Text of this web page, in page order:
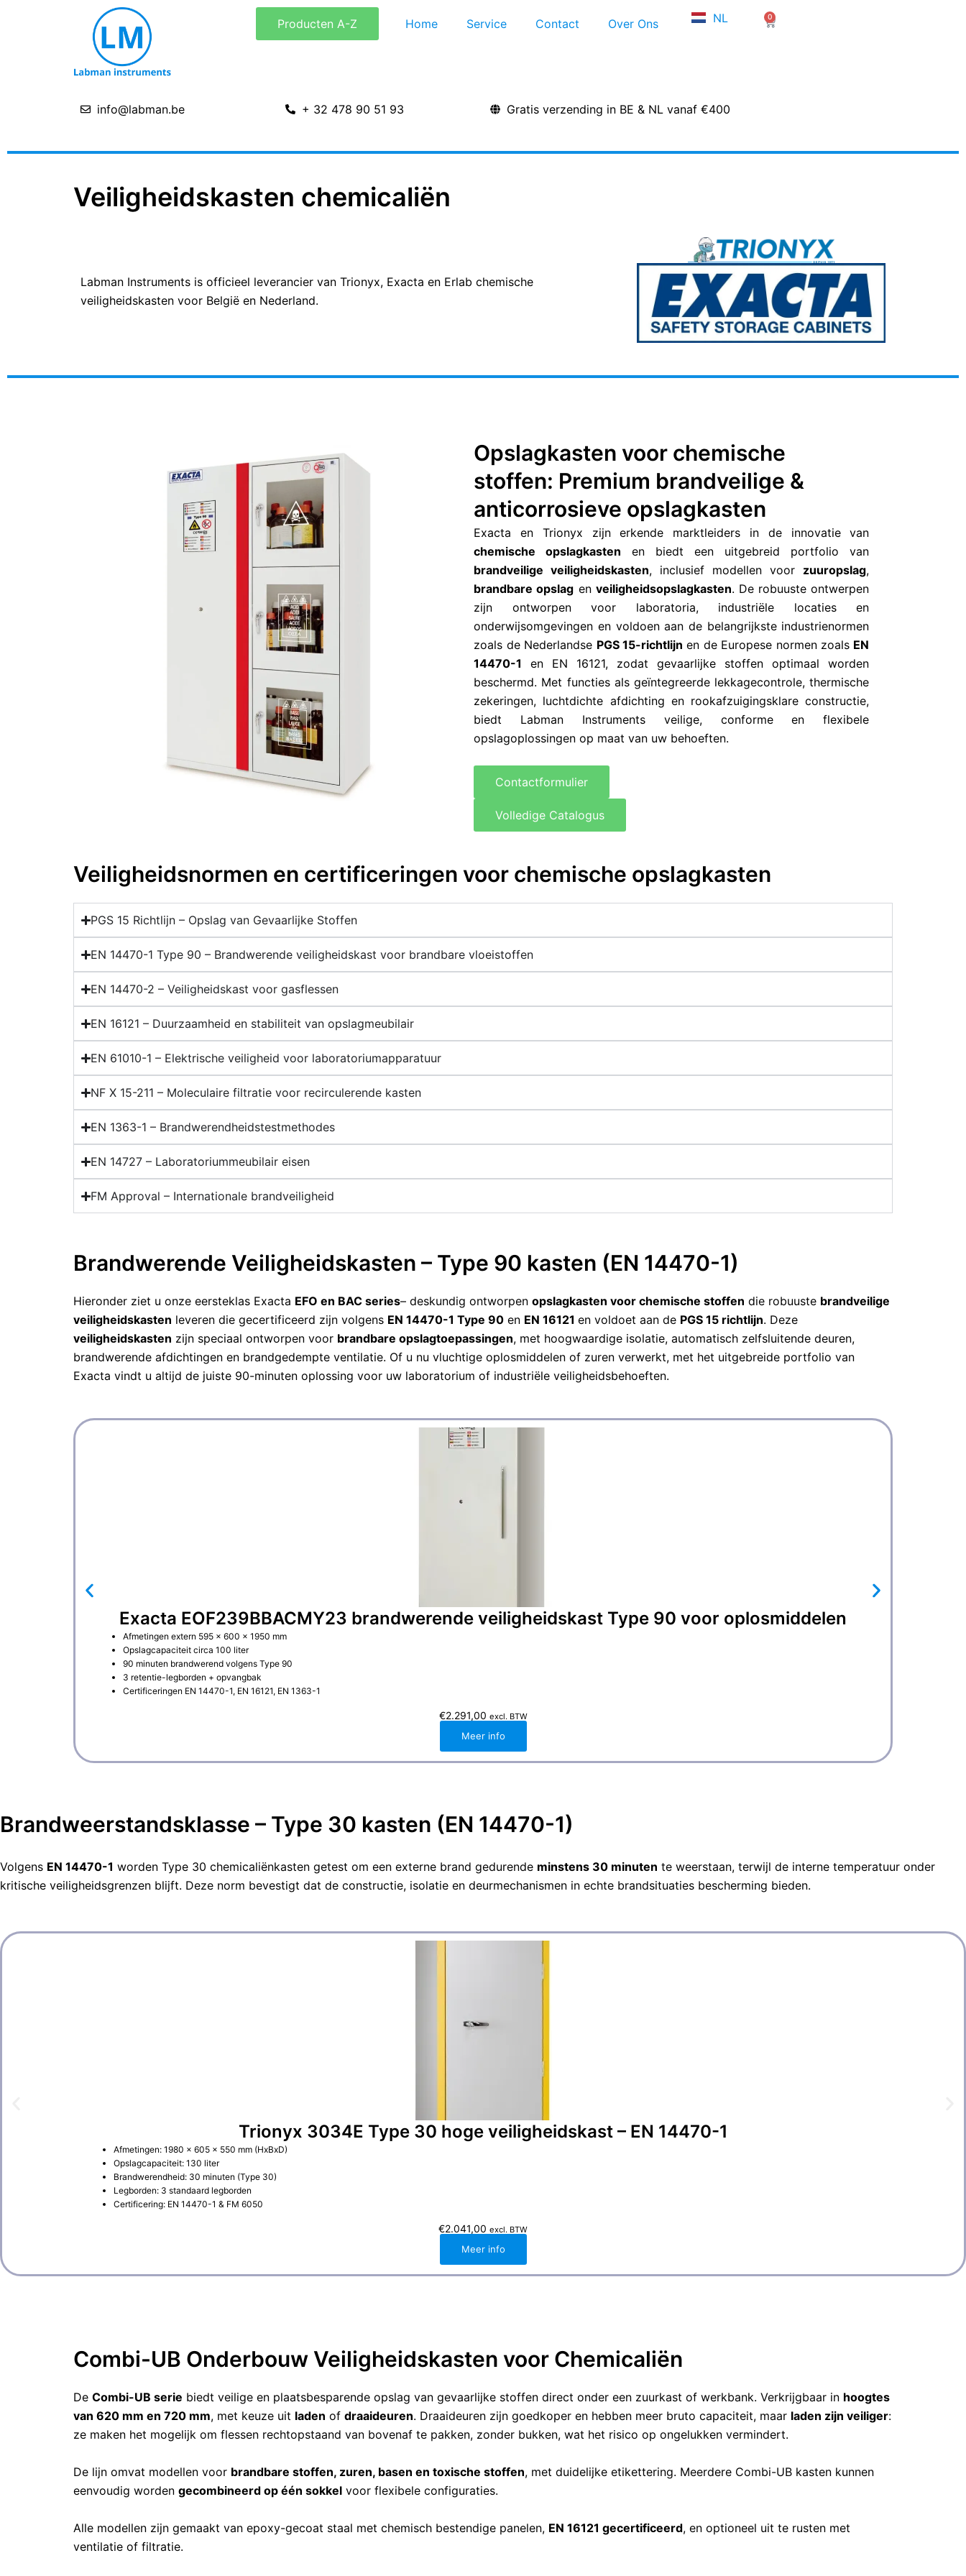
Producten A-Z Home Service Contact Over Ons NL
EN
0
Winkelwagen
info@labman.be + 32 478 90 51 93 Gratis verzending in BE & NL vanaf €400
Veiligheidskasten chemicaliën
Labman Instruments is officieel leverancier van Trionyx, Exacta en Erlab chemische
veiligheidskasten voor België en Nederland.
Opslagkasten voor chemische
stoffen: Premium brandveilige &
anticorrosieve opslagkasten
Exacta en Trionyx zijn erkende marktleiders in de innovatie van
chemische opslagkasten en biedt een uitgebreid portfolio van
brandveilige veiligheidskasten, inclusief modellen voor zuuropslag,
brandbare opslag en veiligheidsopslagkasten. De robuuste ontwerpen
zijn ontworpen voor laboratoria, industriële locaties en
onderwijsomgevingen en voldoen aan de belangrijkste industrienormen
zoals de Nederlandse PGS 15-richtlijn en de Europese normen zoals EN
14470-1
en EN 16121, zodat gevaarlijke stoffen optimaal worden
beschermd. Met functies als geïntegreerde lekkagecontrole, thermische
zekeringen, luchtdichte afdichting en rookafzuigingsklare constructie,
biedt Labman Instruments veilige, conforme en flexibele
opslagoplossingen op maat van uw behoeften.
Contactformulier
Volledige Catalogus
Veiligheidsnormen en certificeringen voor chemische opslagkasten
PGS 15 Richtlijn – Opslag van Gevaarlijke Stoffen
EN 14470-1 Type 90 – Brandwerende veiligheidskast voor brandbare vloeistoffen
EN 14470-2 – Veiligheidskast voor gasflessen
EN 16121 – Duurzaamheid en stabiliteit van opslagmeubilair
EN 61010-1 – Elektrische veiligheid voor laboratoriumapparatuur
NF X 15-211 – Moleculaire filtratie voor recirculerende kasten
EN 1363-1 – Brandwerendheidstestmethodes
EN 14727 – Laboratoriummeubilair eisen
FM Approval – Internationale brandveiligheid
Brandwerende Veiligheidskasten – Type 90 kasten (EN 14470-1)
Hieronder ziet u onze eersteklas Exacta EFO en BAC series– deskundig ontworpen opslagkasten voor chemische stoffen die robuuste brandveilige
veiligheidskasten leveren die gecertificeerd zijn volgens EN 14470-1 Type 90 en EN 16121 en voldoet aan de PGS 15 richtlijn. Deze
veiligheidskasten zijn speciaal ontworpen voor brandbare opslagtoepassingen, met hoogwaardige isolatie, automatisch zelfsluitende deuren,
brandwerende afdichtingen en brandgedempte ventilatie. Of u nu vluchtige oplosmiddelen of zuren verwerkt, met het uitgebreide portfolio van
Exacta vindt u altijd de juiste 90-minuten oplossing voor uw laboratorium of industriële veiligheidsbehoeften.
Exacta EOF239BBACMY23 brandwerende veiligheidskast Type 90 voor oplosmiddelen
Afmetingen extern 595 × 600 × 1950 mm
Opslagcapaciteit circa 100 liter
90 minuten brandwerend volgens Type 90
3 retentie-legborden + opvangbak
Certificeringen EN 14470-1, EN 16121, EN 1363-1
€2.291,00 excl. BTW
Meer info
Brandweerstandsklasse – Type 30 kasten (EN 14470-1)
Volgens EN 14470-1 worden Type 30 chemicaliënkasten getest om een externe brand gedurende minstens 30 minuten te weerstaan, terwijl de interne temperatuur onder
kritische veiligheidsgrenzen blijft. Deze norm bevestigt dat de constructie, isolatie en deurmechanismen in echte brandsituaties bescherming bieden.
Trionyx 3034E Type 30 hoge veiligheidskast – EN 14470-1
Afmetingen: 1980 × 605 × 550 mm (HxBxD)
Opslagcapaciteit: 130 liter
Brandwerendheid: 30 minuten (Type 30)
Legborden: 3 standaard legborden
Certificering: EN 14470-1 & FM 6050
€2.041,00 excl. BTW
Meer info
Combi-UB Onderbouw Veiligheidskasten voor Chemicaliën
De Combi-UB serie biedt veilige en plaatsbesparende opslag van gevaarlijke stoffen direct onder een zuurkast of werkbank. Verkrijgbaar in hoogtes
van 620 mm en 720 mm, met keuze uit laden of draaideuren. Draaideuren zijn goedkoper en hebben meer bruto capaciteit, maar laden zijn veiliger:
ze maken het mogelijk om flessen rechtopstaand van bovenaf te pakken, zonder bukken, wat het risico op ongelukken vermindert.
De lijn omvat modellen voor brandbare stoffen, zuren, basen en toxische stoffen, met duidelijke etikettering. Meerdere Combi-UB kasten kunnen
eenvoudig worden gecombineerd op één sokkel voor flexibele configuraties.
Alle modellen zijn gemaakt van epoxy-gecoat staal met chemisch bestendige panelen, EN 16121 gecertificeerd, en optioneel uit te rusten met
ventilatie of filtratie.